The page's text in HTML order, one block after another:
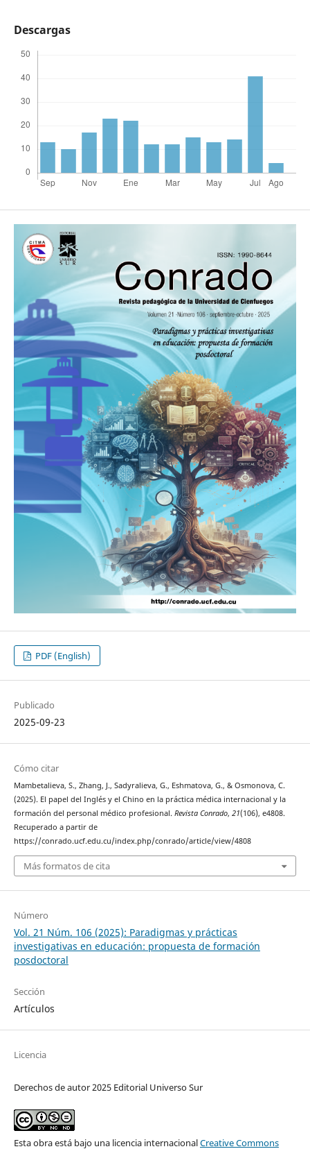
Descargas
PDF (English)
Publicado
2025-09-23
Cómo citar
Mambetalieva, S., Zhang, J., Sadyralieva, G., Eshmatova, G., & Osmonova, C.
(2025). El papel del Inglés y el Chino en la práctica médica internacional y la
formación del personal médico profesional. Revista Conrado, 21(106), e4808.
Recuperado a partir de
https://conrado.ucf.edu.cu/index.php/conrado/article/view/4808
Más formatos de cita
Número
Vol. 21 Núm. 106 (2025): Paradigmas y prácticas
investigativas en educación: propuesta de formación
posdoctoral
Sección
Artículos
Licencia
Derechos de autor 2025 Editorial Universo Sur
Esta obra está bajo una licencia internacionalCreative Commons